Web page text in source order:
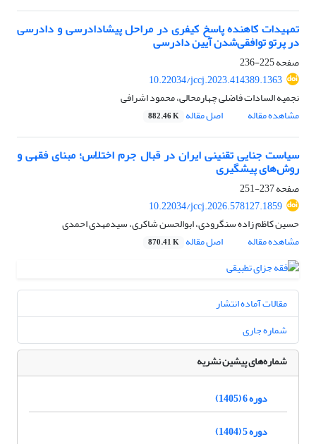
تمهیدات کاهنده پاسخ کیفری در مراحل پیشادادرسی و دادرسی
در پرتو توافقی‌شدن آیین دادرسی
صفحه225-236
10.22034/jccj.2023.414389.1363
نجمیه السادات فاضلی چهارمحالی، محمود اشرافی
مشاهده مقاله
اصل مقاله 882.46 K
سیاست جنایی تقنینی ایران در قبال جرم اختلاس؛ مبنای فقهی و
روش‌های پیشگیری
صفحه237-251
10.22034/jccj.2026.578127.1859
حسین کاظم زاده سنگرودی، ابوالحسن شاکری، سیدمهدی احمدی
مشاهده مقاله
اصل مقاله 870.41 K
مقالات آماده انتشار
شماره جاری
شماره‌های پیشین نشریه
دوره 6 (1405)
دوره 5 (1404)